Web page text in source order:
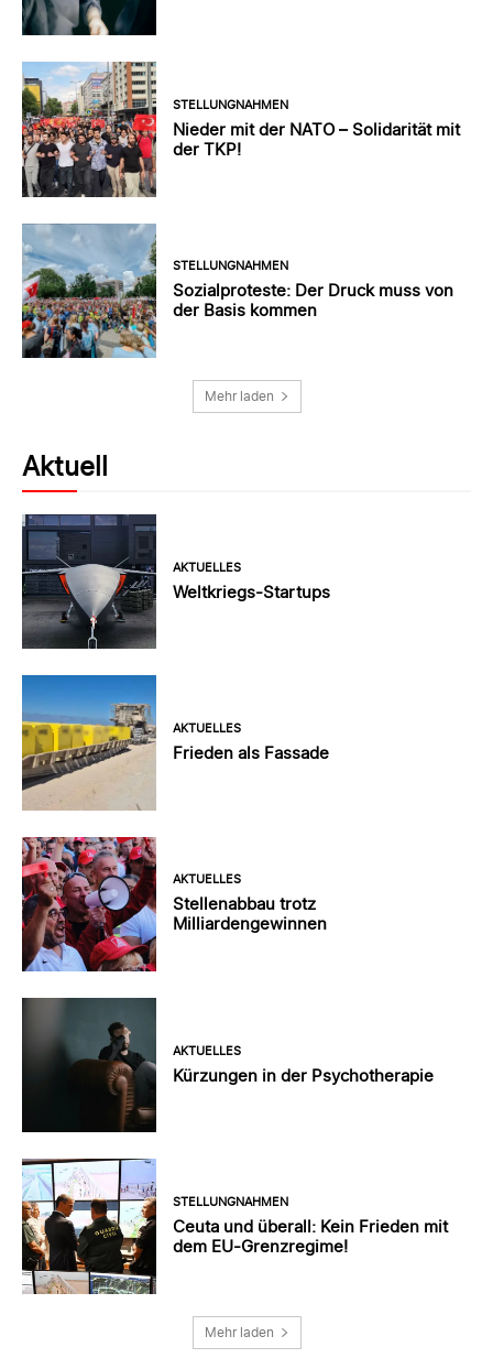
STELLUNGNAHMEN
Nieder mit der NATO – Solidarität mit
der TKP!
STELLUNGNAHMEN
Sozialproteste: Der Druck muss von
der Basis kommen
Mehr laden
Aktuell
AKTUELLES
Weltkriegs-Startups
AKTUELLES
Frieden als Fassade
AKTUELLES
Stellenabbau trotz
Milliardengewinnen
AKTUELLES
Kürzungen in der Psychotherapie
STELLUNGNAHMEN
Ceuta und überall: Kein Frieden mit
dem EU-Grenzregime!
Mehr laden